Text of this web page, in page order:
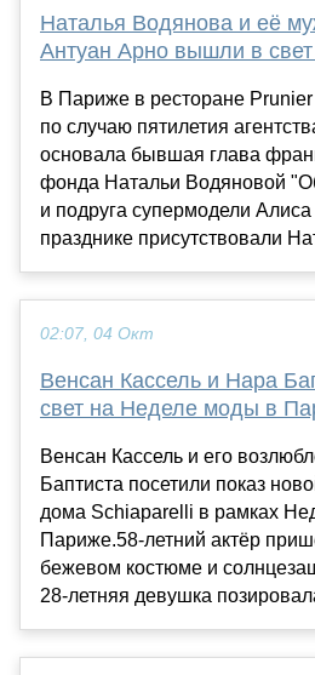
Наталья Водянова и её
Антуан Арно вышли в
В Париже в ресторане
по случаю пятилетия
основала бывшая глава
фонда Натальи Водяновой
и подруга супермодели
празднике присутствовали
02:07, 04 Окт
Венсан Кассель и Нара
свет на Неделе моды в
Венсан Кассель и его
Баптиста посетили показ
дома Schiaparelli в рамках
Париже.58-летний актёр
бежевом костюме и
28-летняя девушка